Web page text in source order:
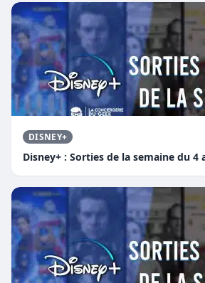
DISNEY+
Disney+ : Sorties de la semaine du 4